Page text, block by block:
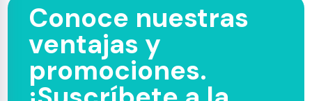
Conoce nuestras
ventajas y
promociones.